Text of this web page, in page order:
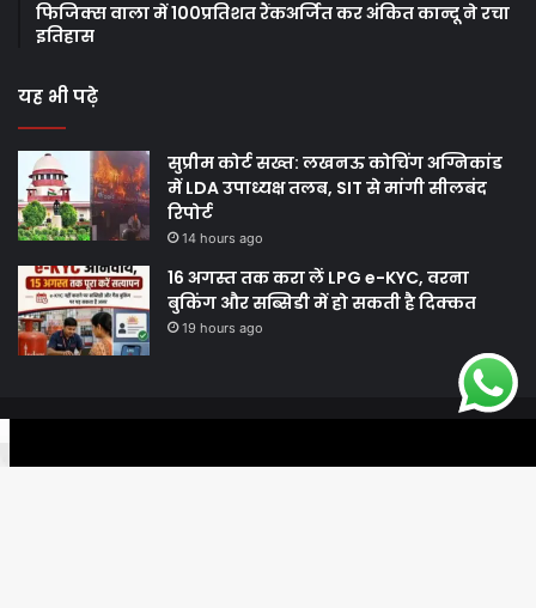
फिजिक्स वाला में 100प्रतिशत रैंकअर्जित कर अंकित कान्दू ने रचा
इतिहास
यह भी पढ़े
सुप्रीम कोर्ट सख्त: लखनऊ कोचिंग अग्निकांड
में LDA उपाध्यक्ष तलब, SIT से मांगी सीलबंद
रिपोर्ट
14 hours ago
16 अगस्त तक करा लें LPG e-KYC, वरना
बुकिंग और सब्सिडी में हो सकती है दिक्कत
19 hours ago
Facebook Twitter WhatsApp Telegram Viber